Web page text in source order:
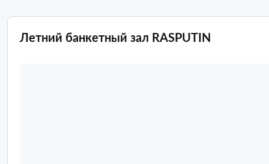
Летний банкетный зал RASPUTIN